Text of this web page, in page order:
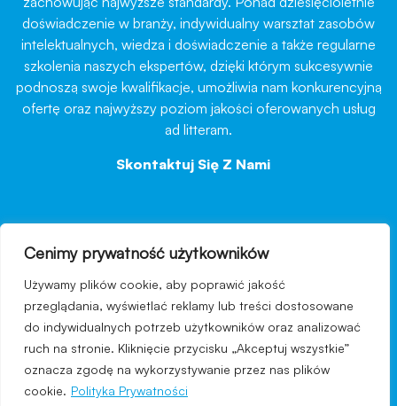
Cenimy prywatność użytkowników
Używamy plików cookie, aby poprawić jakość
przeglądania, wyświetlać reklamy lub treści dostosowane
do indywidualnych potrzeb użytkowników oraz analizować
ruch na stronie. Kliknięcie przycisku „Akceptuj wszystkie”
oznacza zgodę na wykorzystywanie przez nas plików
cookie. Polityka Prywatności
doświadczenie w branży, indywidualny warsztat zasobów
intelektualnych, wiedza i doświadczenie a także regularne
szkolenia naszych ekspertów, dzięki którym sukcesywnie
podnoszą swoje kwalifikacje, umożliwia nam konkurencyjną
ofertę oraz najwyższy poziom jakości oferowanych usług
ad litteram.
Skontaktuj Się Z Nami
nawigacja
Regulamin strony
Polityka prywatności
Kontakt